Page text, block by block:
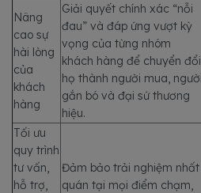
Nâng
cao sự
hài lòng
của
khách
hàng
Giải quyết chính xác “nỗi
đau” và đáp ứng vượt kỳ
vọng của từng nhóm
khách hàng để chuyển đổi
họ thành người mua, người
gắn bó và đại sứ thương
hiệu.
Tối ưu
quy trình
tư vấn,
hỗ trợ,
Đảm bảo trải nghiệm nhất
quán tại mọi điểm chạm,